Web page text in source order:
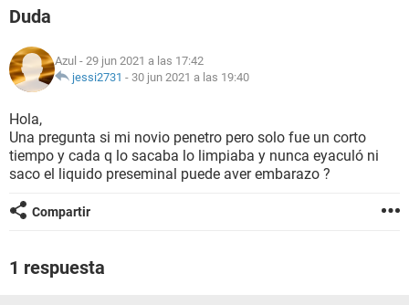
NUTRICIÓN
BIENESTAR
SEXUALIDAD
GLOSARIO
Duda
Azul - 29 jun 2021 a las 17:42
jessi2731 - 30 jun 2021 a las 19:40
Hola,
Una pregunta si mi novio penetro pero solo fue un corto
tiempo y cada q lo sacaba lo limpiaba y nunca eyaculó ni
saco el liquido preseminal puede aver embarazo ?
Compartir
1 respuesta